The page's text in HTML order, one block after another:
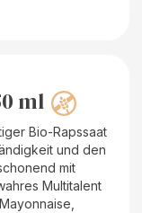
ml
Bio-Rapssaat
und den
mit
Multitalent